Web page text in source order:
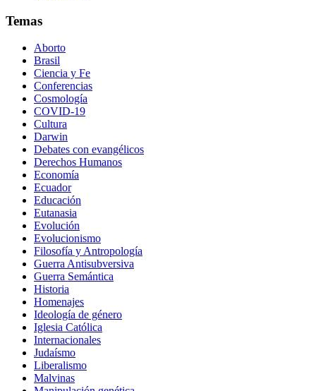
Temas
Aborto
Brasil
Ciencia y Fe
Conferencias
Cosmología
COVID-19
Cultura
Darwin
Debates con evangélicos
Derechos Humanos
Economía
Ecuador
Educación
Eutanasia
Evolución
Evolucionismo
Filosofía y Antropología
Guerra Antisubversiva
Guerra Semántica
Historia
Homenajes
Ideología de género
Iglesia Católica
Internacionales
Judaísmo
Liberalismo
Malvinas